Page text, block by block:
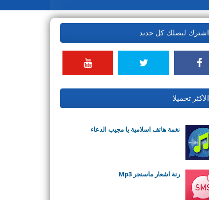
اشترك ليصلك كل جديد
الأكثر تحميلا
نغمة هاتف اسلامية يا مجيب الدعاء
رنة اشعار ماسنجر Mp3